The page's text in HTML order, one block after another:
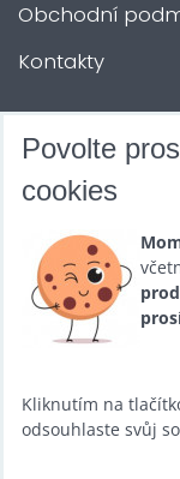
Obchodní
Kontakty
DALŠÍ
Půjčovna
Promotéři
Kurzy a setkání
Velkoobchod
Nabídka práce
Povolte
cookies
Kliknutím na
odsouhlaste svůj